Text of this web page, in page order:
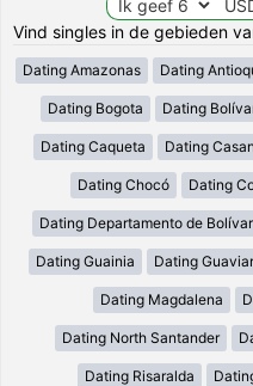
Vind singles in de gebieden
Dating Amazonas Dating
Dating Bogota Dating
Dating Caqueta Dating
Dating Chocó Dating
Dating Departamento de Bolívar
Dating Guainia Dating
Dating Magdalena
Dating North Santander
Dating Risaralda